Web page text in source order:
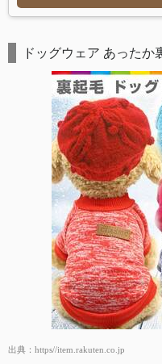
ドッグウェア あったか
出典： https//item.rakuten.co.jp